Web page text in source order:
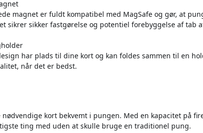
magnet er fuldt kompatibel med MagSafe og gør, at
sikrer sikker fastgørelse og potentiel forebyggelse af tab
har plads til dine kort og kan foldes sammen til en
når det er bedst.
nødvendige kort bekvemt i pungen. Med en kapacitet på
ting med uden at skulle bruge en traditionel pung.